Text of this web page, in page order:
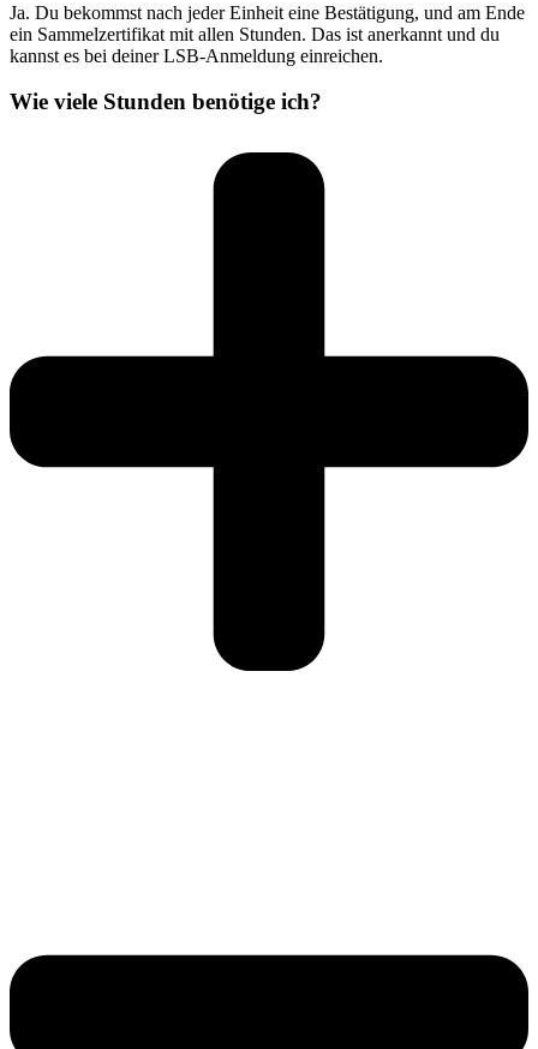
Ja. Du bekommst nach jeder Einheit eine Bestätigung, und am Ende
ein Sammelzertifikat mit allen Stunden. Das ist anerkannt und du
kannst es bei deiner LSB-Anmeldung einreichen.
Wie viele Stunden benötige ich?